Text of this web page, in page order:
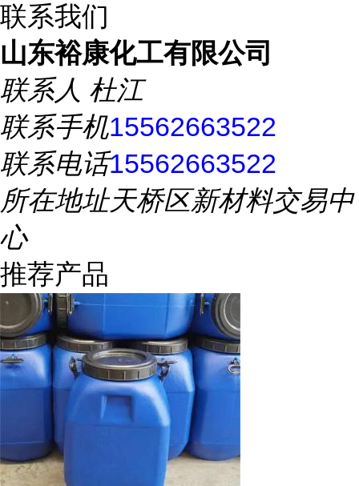
联系我们
山东裕康化工有限公司
联系人 杜江
联系手机15562663522
联系电话15562663522
所在地址天桥区新材料交易中
心
推荐产品